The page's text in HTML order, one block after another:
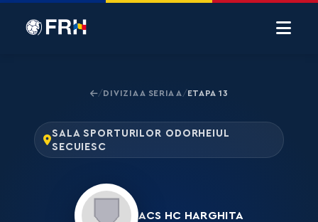
/DIVIZIA A SERIA A /ETAPA 13
SALA SPORTURILOR ODORHEIUL
SECUIESC
ACS HC HARGHITA